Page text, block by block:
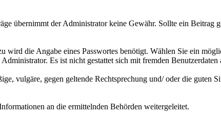
übernimmt der Administrator keine Gewähr. Sollte ein Beitrag
die Angabe eines Passwortes benötigt. Wählen Sie ein
Es ist nicht gestattet sich mit fremden Benutzerdaten
vulgäre, gegen geltende Rechtsprechung und/ oder die guten
an die ermittelnden Behörden weitergeleitet.